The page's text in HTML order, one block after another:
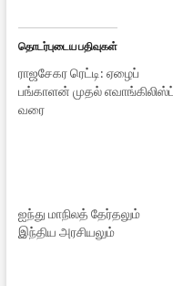
தொடர்புடைய பதிவுகள்
ராஜசேகர ரெட்டி: ஏழைப்
பங்காளன் முதல் எவாங்கிலிஸ்ட்
வரை
ஐந்து மாநிலத் தேர்தலும்
இந்திய அரசியலும்